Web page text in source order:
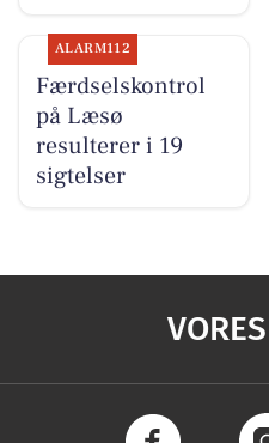
ALARM112
Færdselskontrol
på Læsø
resulterer i 19
sigtelser
VORES